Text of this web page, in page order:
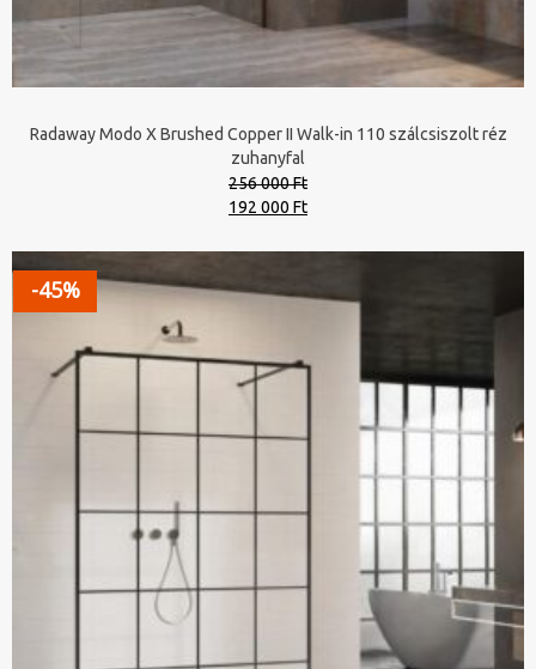
Radaway Modo X Brushed Copper II Walk-in 110 szálcsiszolt réz
zuhanyfal
256 000 Ft
Original
was:
000 Ft.
192 000 FtCurrent
is:
000 Ft.
-45%